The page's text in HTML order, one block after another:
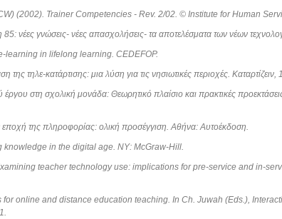
(2002). Trainer Competencies - Rev. 2/02. © Institute for Human
νέες γνώσεις- νέες απασχολήσεις- τα αποτελέσματα των νέων
learning in lifelong learning. CEDEFOP.
τηλε-κατάρτισης: μια λύση για τις νησιωτικές περιοχές.
στη σχολική μονάδα: Θεωρητικό πλαίσιο και πρακτικές
της πληροφορίας: ολική προσέγγιση. Αθήνα: Αυτοέκδοση.
in the digital age. NY: McGraw-Hill.
teacher technology use: implications for pre-service and in-
online and distance education teaching. In Ch. Juwah (Eds.),